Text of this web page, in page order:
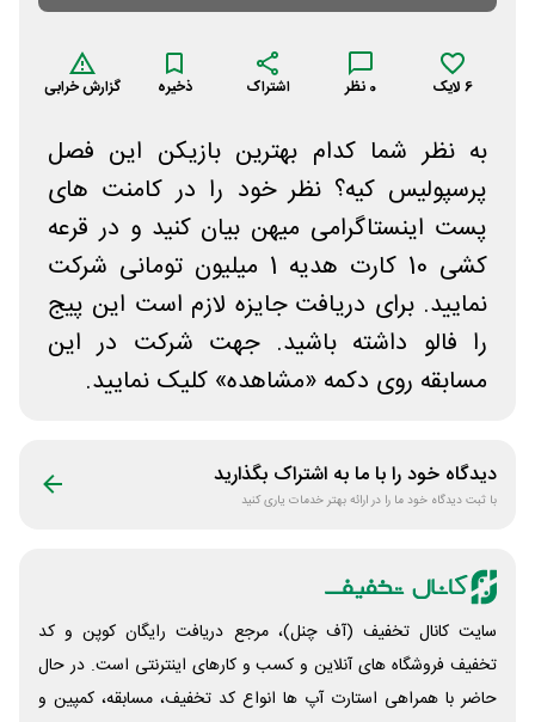
6 لایک 0 نظر اشتراک ذخیره گزارش خرابی
به نظر شما کدام بهترین بازیکن این فصل
پرسپولیس کیه؟ نظر خود را در کامنت های
پست اینستاگرامی میهن بیان کنید و در قرعه
کشی 10 کارت هدیه 1 میلیون تومانی شرکت
نمایید. برای دریافت جایزه لازم است این پیج
را فالو داشته باشید. جهت شرکت در این
مسابقه روی دکمه «مشاهده» کلیک نمایید.
دیدگاه خود را با ما به اشتراک بگذارید
با ثبت دیدگاه خود ما را در ارائه بهتر خدمات یاری کنید
سایت کانال تخفیف (آف چنل)، مرجع دریافت رایگان کوپن و کد
تخفیف فروشگاه های آنلاین و کسب و‌ کارهای اینترنتی است. در حال
حاضر با همراهی استارت آپ ها انواع کد تخفیف، مسابقه، کمپین و